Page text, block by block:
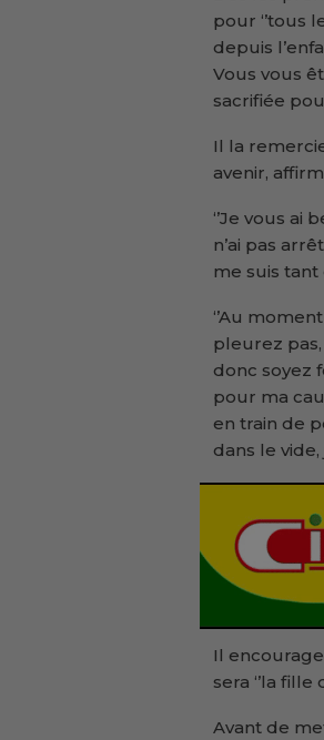
pour ‘’tous
depuis
Vous vous
sacrifiée
Il la
avenir,
‘’Je vous
n’ai pas
me suis tant
‘’Au
pleurez pas,
donc soyez
pour ma
en train de
dans le vide,
Il
sera ‘’la
Avant de